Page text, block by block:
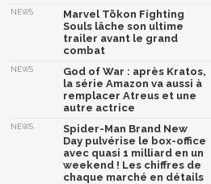
NEWS
Marvel Tōkon Fighting
Souls lâche son ultime
trailer avant le grand
combat
NEWS
God of War : après Kratos,
la série Amazon va aussi à
remplacer Atreus et une
autre actrice
NEWS
Spider-Man Brand New
Day pulvérise le box-office
avec quasi 1 milliard en un
weekend ! Les chiffres de
chaque marché en détails